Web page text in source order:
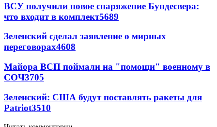
ВСУ получили новое снаряжение Бундесвера:
что входит в комплект5689
Зеленский сделал заявление о мирных
переговорах4608
Майора ВСП поймали на "помощи" военному в
СОЧ3705
Зеленский: США будут поставлять ракеты для
Patriot3510